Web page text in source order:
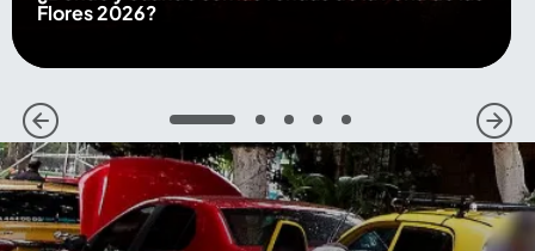
Flores 2026?
1 2 3 4 5